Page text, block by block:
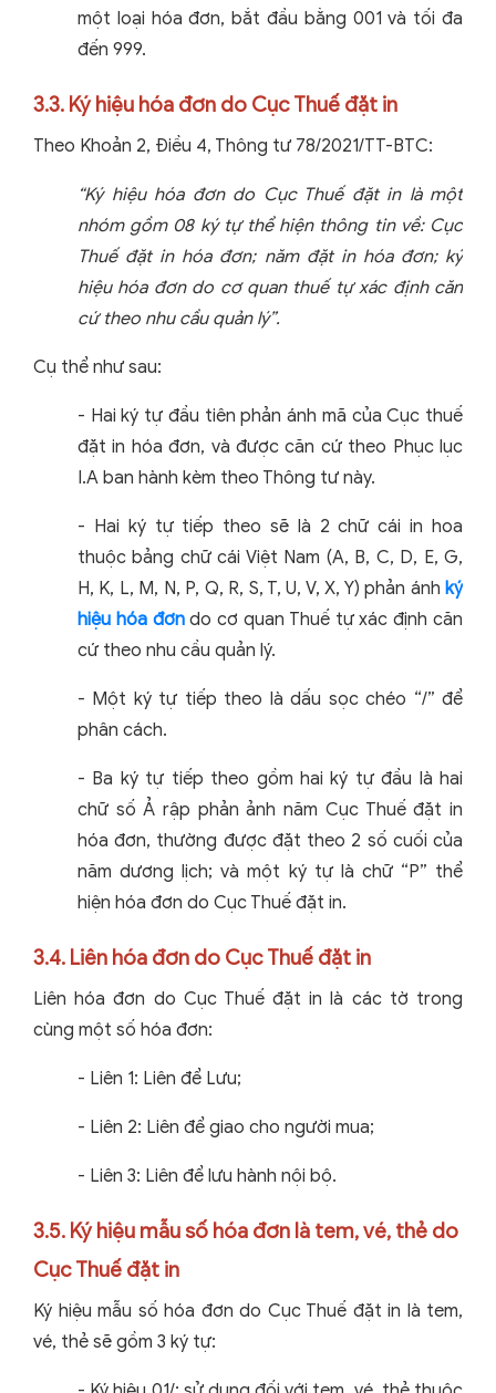
một loại hóa đơn, bắt đầu bằng 001 và tối đa
đến 999.
3.3. Ký hiệu hóa đơn do Cục Thuế đặt in
Theo Khoản 2, Điều 4, Thông tư 78/2021/TT-BTC:
“Ký hiệu hóa đơn do Cục Thuế đặt in là một
nhóm gồm 08 ký tự thể hiện thông tin về: Cục
Thuế đặt in hóa đơn; năm đặt in hóa đơn; ký
hiệu hóa đơn do cơ quan thuế tự xác định căn
cứ theo nhu cầu quản lý”.
Cụ thể như sau:
- Hai ký tự đầu tiên phản ánh mã của Cục thuế
đặt in hóa đơn, và được căn cứ theo Phục lục
I.A ban hành kèm theo Thông tư này.
- Hai ký tự tiếp theo sẽ là 2 chữ cái in hoa
thuộc bảng chữ cái Việt Nam (A, B, C, D, E, G,
H, K, L, M, N, P, Q, R, S, T, U, V, X, Y) phản ánh ký
hiệu hóa đơndo cơ quan Thuế tự xác định căn
cứ theo nhu cầu quản lý.
- Một ký tự tiếp theo là dấu sọc chéo “/” để
phân cách.
- Ba ký tự tiếp theo gồm hai ký tự đầu là hai
chữ số Ả rập phản ảnh năm Cục Thuế đặt in
hóa đơn, thường được đặt theo 2 số cuối của
năm dương lịch; và một ký tự là chữ “P” thể
hiện hóa đơn do Cục Thuế đặt in.
3.4. Liên hóa đơn do Cục Thuế đặt in
Liên hóa đơn do Cục Thuế đặt in là các tờ trong
cùng một số hóa đơn:
- Liên 1: Liên để Lưu;
- Liên 2: Liên để giao cho người mua;
- Liên 3: Liên để lưu hành nội bộ.
3.5. Ký hiệu mẫu số hóa đơn là tem, vé, thẻ do
Cục Thuế đặt in
Ký hiệu mẫu số hóa đơn do Cục Thuế đặt in là tem,
vé, thẻ sẽ gồm 3 ký tự: